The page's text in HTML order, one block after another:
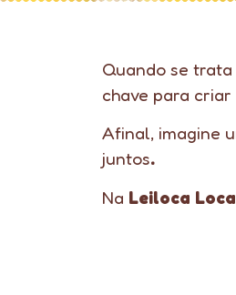
Quando se
chave para criar
Afinal, imagine
juntos.
Na Leiloca